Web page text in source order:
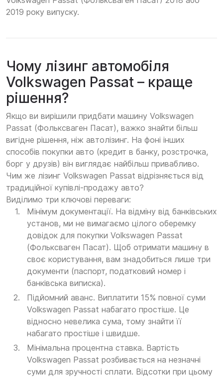
2019 року випуску.
Чому лізинг автомобіля
Volkswagen Passat – краще
рішення?
Якщо ви вирішили придбати машину Volkswagen
Passat (Фольксваген Пасат), важко знайти більш
вигідне рішення, ніж автолізинг. На фоні інших
способів покупки авто (кредит в банку, розстрочка,
борг у друзів) він виглядає найбільш привабливо.
Чим же лізинг Volkswagen Passat відрізняється від
традиційної купівлі-продажу авто?
Виділимо три ключові переваги:
Мінімум документації. На відміну від банківських
установ, ми не вимагаємо цілого оберемку
довідок для покупки Volkswagen Passat
(Фольксваген Пасат). Щоб отримати машину в
своє користування, вам знадобиться лише три
документи (паспорт, податковий номер і
банківська виписка).
Підйомний аванс. Виплатити 15% повної суми
Volkswagen Passat набагато простіше. Це
відносно невелика сума, тому знайти її
набагато простіше і швидше.
Мінімальна процентна ставка. Вартість
Volkswagen Passat розбивається на незначні
суми для зручності сплати. Відсотки при цьому